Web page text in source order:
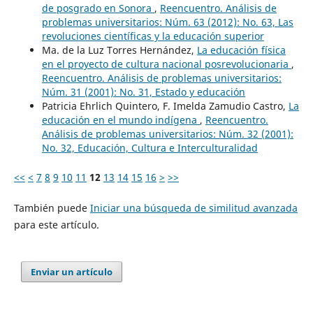
de posgrado en Sonora , Reencuentro. Análisis de
problemas universitarios: Núm. 63 (2012): No. 63, Las
revoluciones científicas y la educación superior
Ma. de la Luz Torres Hernández, La educación física
en el proyecto de cultura nacional posrevolucionaria ,
Reencuentro. Análisis de problemas universitarios:
Núm. 31 (2001): No. 31, Estado y educación
Patricia Ehrlich Quintero, F. Imelda Zamudio Castro, La
educación en el mundo indígena , Reencuentro.
Análisis de problemas universitarios: Núm. 32 (2001):
No. 32, Educación, Cultura e Interculturalidad
<< < 7 8 9 10 11 12 13 14 15 16 > >>
También puede Iniciar una búsqueda de similitud avanzada
para este artículo.
Enviar un artículo